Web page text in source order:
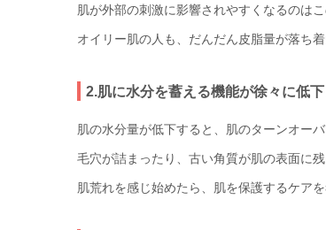
肌が外部の刺激に影響されやすくなるのはこ
オイリー肌の人も、だんだん皮脂量が落ち
2.肌に水分を蓄える機能が徐々に低
肌の水分量が低下すると、肌のターンオー
毛穴が詰まったり、古い角質が肌の表面に
肌荒れを感じ始めたら、肌を保護するケアを